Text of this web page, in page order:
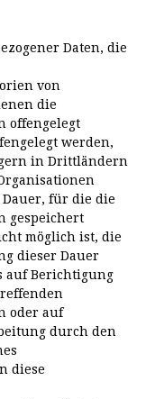
Daten, die
von
die
offengelegt
werden,
in Drittländern
für die die
gespeichert
möglich ist, die
dieser Dauer
auf Berichtigung
oder auf
durch den
diese